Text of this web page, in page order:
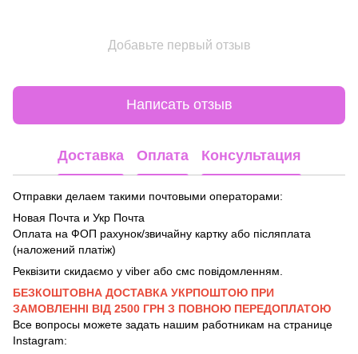
Добавьте первый отзыв
Написать отзыв
Доставка Оплата Консультация
Отправки делаем такими почтовыми операторами:
Новая Почта и Укр Почта
Оплата на ФОП рахунок/звичайну картку або післяплата
(наложений платіж)
Реквізити скидаємо у viber або смс повідомленням.
БЕЗКОШТОВНА ДОСТАВКА УКРПОШТОЮ ПРИ
ЗАМОВЛЕННІ ВІД 2500 ГРН З ПОВНОЮ ПЕРЕДОПЛАТОЮ
Все вопросы можете задать нашим работникам на странице
Instagram: